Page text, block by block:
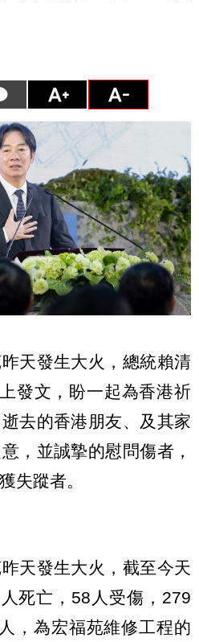
天發生大火，總統賴清
發文，盼一起為香港祈
去的香港朋友、及其家
，並誠摯的慰問傷者，
失蹤者。
天發生大火，截至今天
死亡，58人受傷，279
，為宏福苑維修工程的